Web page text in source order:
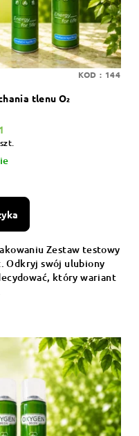
tlenu O₂
Zestaw testowy
Odkryj swój ulubiony
który wariant
KOD : 144